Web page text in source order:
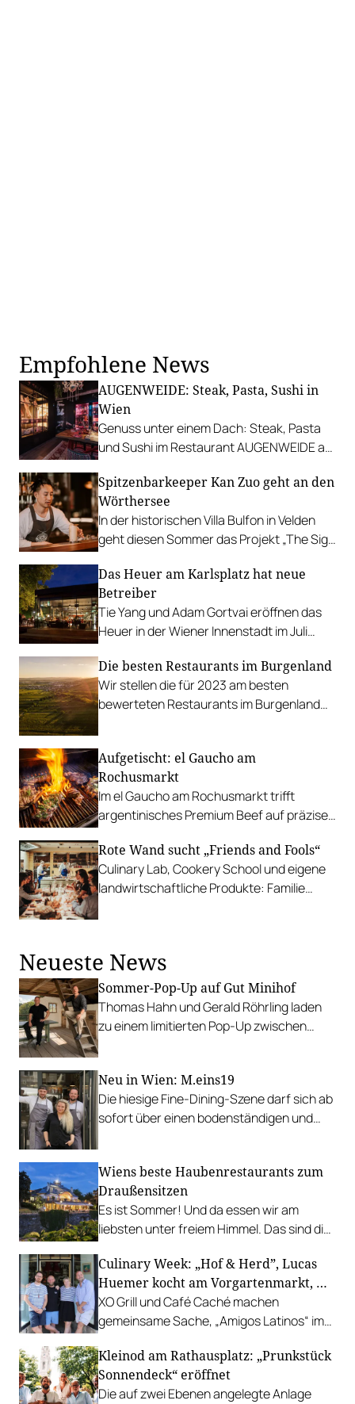
Empfohlene News
AUGENWEIDE: Steak, Pasta, Sushi in
Wien
Genuss unter einem Dach: Steak, Pasta
und Sushi im Restaurant AUGENWEIDE am
Spitzenbarkeeper Kan Zuo geht an den
Wörthersee
In der historischen Villa Bulfon in Velden
geht diesen Sommer das Projekt „The Sign
Das Heuer am Karlsplatz hat neue
Betreiber
Tie Yang und Adam Gortvai eröffnen das
Heuer in der Wiener Innenstadt im Juli
Konzept.
Die besten Restaurants im Burgenland
Wir stellen die für 2023 am besten
bewerteten Restaurants im Burgenland
Aufgetischt: el Gaucho am
Rochusmarkt
Im el Gaucho am Rochusmarkt trifft
argentinisches Premium Beef auf präzises
Rote Wand sucht „Friends and Fools“
Culinary Lab, Cookery School und eigene
landwirtschaftliche Produkte: Familie
Neueste News
Sommer-Pop-Up auf Gut Minihof
Thomas Hahn und Gerald Röhrling laden
zu einem limitierten Pop-Up zwischen
Neu in Wien: M.eins19
Die hiesige Fine-Dining-Szene darf sich ab
sofort über einen bodenständigen und
Wiens beste Haubenrestaurants zum
Draußensitzen
Es ist Sommer! Und da essen wir am
liebsten unter freiem Himmel. Das sind die
Gastgarten.
Culinary Week: „Hof & Herd”, Lucas
Huemer kocht am Vorgartenmarkt, …
XO Grill und Café Caché machen
gemeinsame Sache, „Amigos Latinos“ im
Richard Rauch kocht in der Riederalm
u.v.m.
Kleinod am Rathausplatz: „Prunkstück
Sonnendeck“ eröffnet
Die auf zwei Ebenen angelegte Anlage